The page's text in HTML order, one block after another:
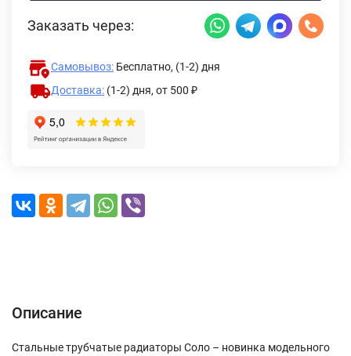
Заказать через:
Самовывоз: Бесплатно, (1-2) дня
Доставка: (1-2) дня, от 500 ₽
Описание
Стальные трубчатые радиаторы Соло – новинка модельного